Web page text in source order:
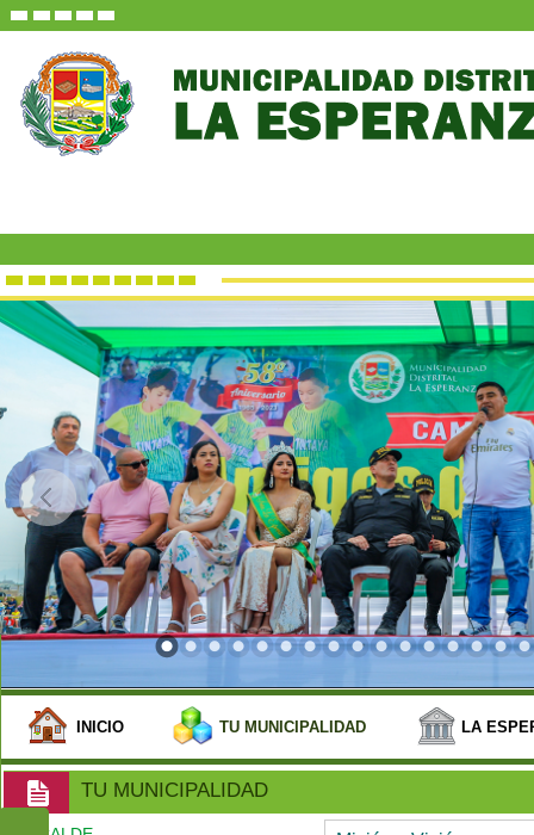
INICIO TU MUNICIPALIDAD LA
TU MUNICIPALIDAD